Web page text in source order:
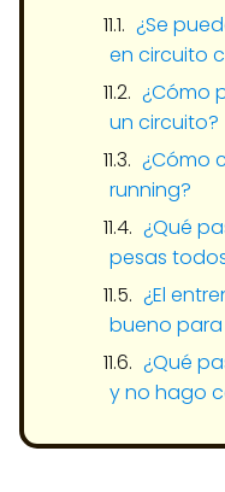
¿Se
en circuito
¿Cómo
un circuito?
¿Cómo
running?
¿Qué
pesas
¿El
bueno
¿Qué
y no hago